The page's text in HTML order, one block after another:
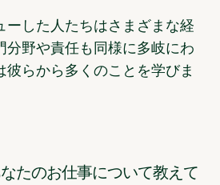
ーした人たちはさまざまな経
分野や責任も同様に多岐にわ
彼らから多くのことを学びま
たのお仕事について教えて